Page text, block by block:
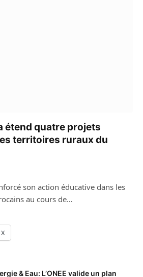
étend quatre projets
territoires ruraux du
son action éducative dans les
au cours de…
X
& Eau: L’ONEE valide un plan